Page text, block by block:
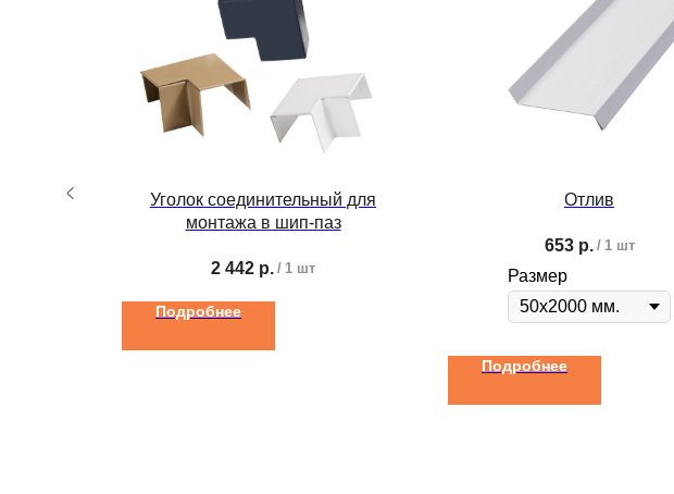
Уголок соединительный для
монтажа в шип-паз
2 442 р. / 1 шт
Подробнее
Отлив
653 р. / 1 шт
Размер
Подробнее